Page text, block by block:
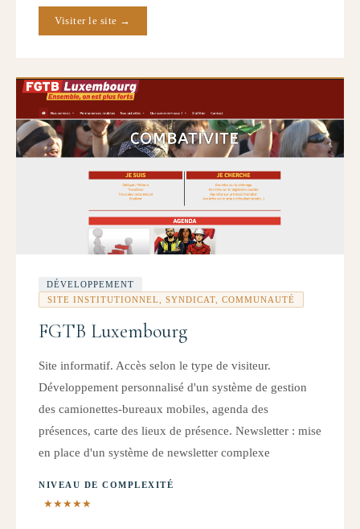
Visiter le site →
DÉVELOPPEMENT
SITE INSTITUTIONNEL, SYNDICAT, COMMUNAUTÉ
FGTB Luxembourg
Site informatif. Accès selon le type de visiteur.
Développement personnalisé d'un système de gestion
des camionettes-bureaux mobiles, agenda des
présences, carte des lieux de présence. Newsletter : mise
en place d'un système de newsletter complexe
NIVEAU DE COMPLEXITÉ
★★★★★